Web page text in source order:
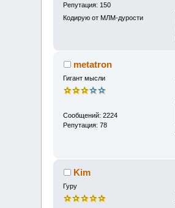
Репутация: 150
Кодирую от МЛМ-дурости
metatron
Гигант мысли
Сообщений: 2224
Репутация: 78
Kim
Гуру